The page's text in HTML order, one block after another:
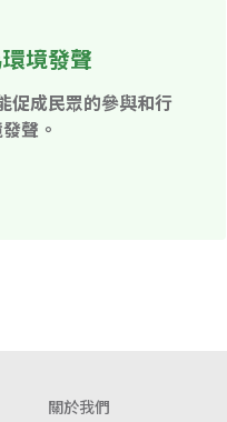
境發聲
促成民眾的參與和行
聲。
關於我們